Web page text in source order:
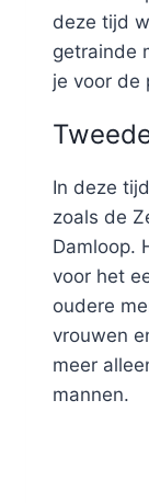
deze tijd
getrainde
je voor de
In deze
zoals de
Damloop.
voor het
oudere
vrouwen
meer
mannen.